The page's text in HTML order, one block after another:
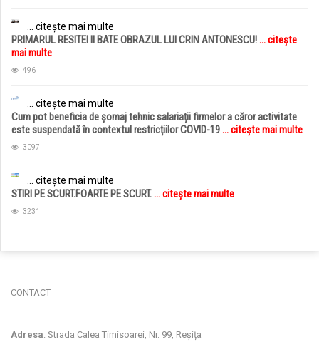
... citește mai multe
PRIMARUL RESITEI II BATE OBRAZUL LUI CRIN ANTONESCU!... citește
mai multe
496
... citește mai multe
Cum pot beneficia de șomaj tehnic salariații firmelor a căror activitate
este suspendată în contextul restricțiilor COVID-19... citește mai multe
3097
... citește mai multe
STIRI PE SCURT.FOARTE PE SCURT.... citește mai multe
3231
CONTACT
Adresa: Strada Calea Timisoarei, Nr. 99, Reșița